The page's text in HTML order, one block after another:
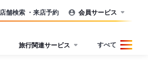
店舗検索 ・来店予約 会員サービス
旅行関連サービス すべて